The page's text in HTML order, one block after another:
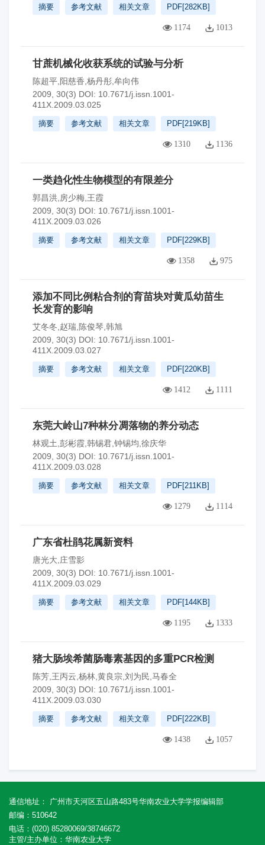
摘要 参考文献 相关文章 PDF[282KB]
1174 1013
甘蔗机械化收获系统的试验与分析
陈超平,阳慈香,杨丹彤,牟向伟
2009, 30(3) DOI: 10.7671/j.issn.1001-
411X.2009.03.025
摘要 参考文献 相关文章 PDF[219KB]
1310 1136
一类趋化性生物模型的有限差分
郭昌洪,房少梅,王霞
2009, 30(3) DOI: 10.7671/j.issn.1001-
411X.2009.03.026
摘要 参考文献 相关文章 PDF[229KB]
1358 975
添加不同比例粘合剂的育苗块对黄瓜幼苗生
长发育的影响
艾冬冬,赵瑞,陈俊琴,韩旭
2009, 30(3) DOI: 10.7671/j.issn.1001-
411X.2009.03.027
摘要 参考文献 相关文章 PDF[220KB]
1412 1111
东莞大岭山7种林分凋落物的养分动态
林观土,彭彬霞,韩锡君,钟锡均,徐庆华
2009, 30(3) DOI: 10.7671/j.issn.1001-
411X.2009.03.028
摘要 参考文献 相关文章 PDF[211KB]
1279 1114
广东省杜鹃花属新资料
唐光大,庄雪影
2009, 30(3) DOI: 10.7671/j.issn.1001-
411X.2009.03.029
摘要 参考文献 相关文章 PDF[144KB]
1195 1333
猪大肠埃希菌肠毒素基因的多重PCR检测
陈芳,王丙云,杨林,黄良宗,刘为民,马春全
2009, 30(3) DOI: 10.7671/j.issn.1001-
411X.2009.03.030
摘要 参考文献 相关文章 PDF[222KB]
1438 1057
通信地址： 广州市天河区五山路483号华南农业大学学报编辑部
邮编：510642
电话：(020) 85280069/38746672
主管/主办单位：华南农业大学